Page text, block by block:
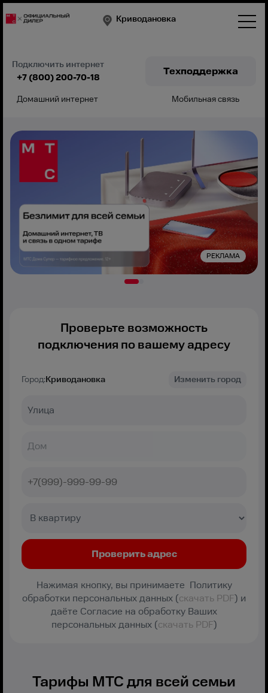
Криводановка
Подключить интернет
+7 (800) 200-70-18
Техподдержка
Домашний интернет Мобильная связь
РЕКЛАМА
Проверьте возможность
подключения по вашему адресу
Город:Криводановка Изменить город
Нажимая кнопку, вы принимаете Политику
обработки персональных данных (скачать PDF) и
даёте Согласие на обработку Ваших
персональных данных (скачать PDF)
Тарифы МТС для всей семьи